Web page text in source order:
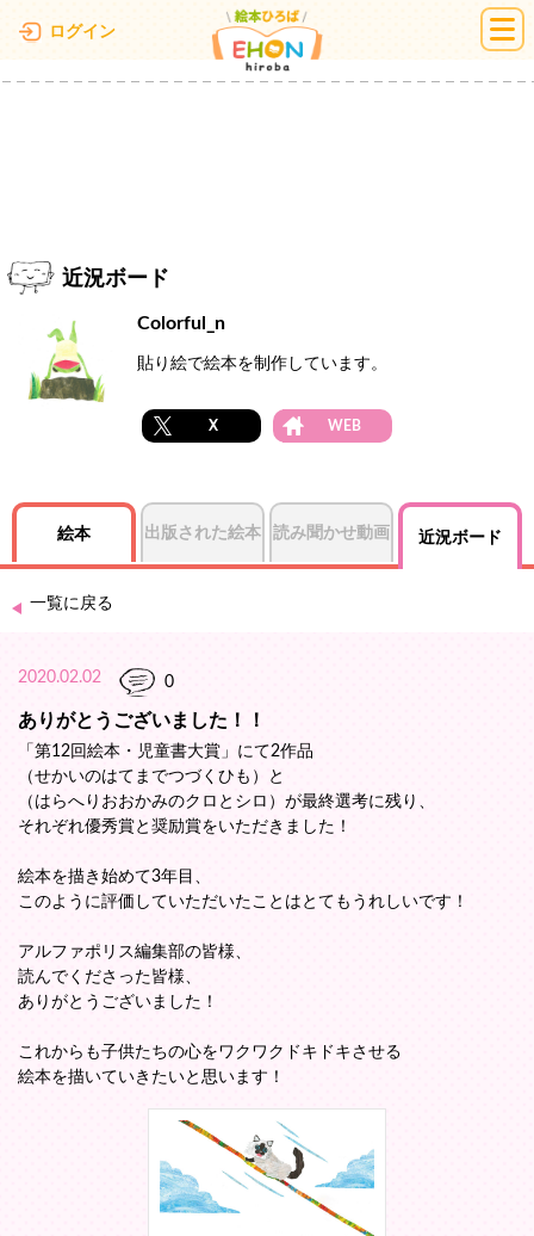
ログイン 絵本ひろば
近況ボード
Colorful_n
貼り絵で絵本を制作しています。
X WEB
絵本 出版された絵本 読み聞かせ動画 近況ボード
一覧に戻る
2020.02.02 0
ありがとうございました！！
「第12回絵本・児童書大賞」にて2作品
（せかいのはてまでつづくひも）と
（はらへりおおかみのクロとシロ）が最終選考に残り、
それぞれ優秀賞と奨励賞をいただきました！
絵本を描き始めて3年目、
このように評価していただいたことはとてもうれしいです！
アルファポリス編集部の皆様、
読んでくださった皆様、
ありがとうございました！
これからも子供たちの心をワクワクドキドキさせる
絵本を描いていきたいと思います！